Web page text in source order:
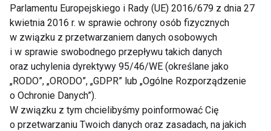
Jesienna dieta
Parlamentu Europejskiego i Rady (UE) 2016/679 z dnia 27
kwietnia 2016 r. w sprawie ochrony osób fizycznych
w związku z przetwarzaniem danych osobowych
i w sprawie swobodnego przepływu takich danych
oraz uchylenia dyrektywy 95/46/WE (określane jako
„RODO”, „ORODO”, „GDPR” lub „Ogólne Rozporządzenie
o Ochronie Danych”).
W związku z tym chcielibyśmy poinformować Cię
o przetwarzaniu Twoich danych oraz zasadach, na jakich